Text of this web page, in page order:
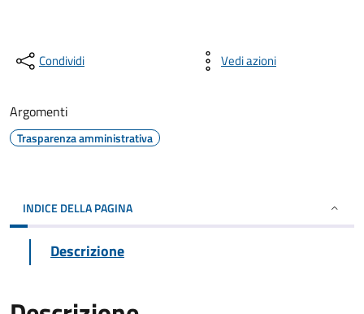
Condividi Vedi azioni
Argomenti
Trasparenza amministrativa
INDICE DELLA PAGINA
Descrizione